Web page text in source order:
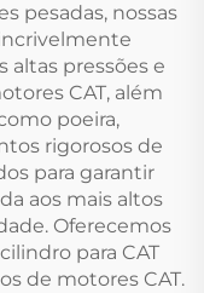
pesadas, nossas
altas pressões e
CAT, além
poeira,
rigorosos de
para garantir
aos mais altos
Oferecemos
para CAT
de motores CAT.